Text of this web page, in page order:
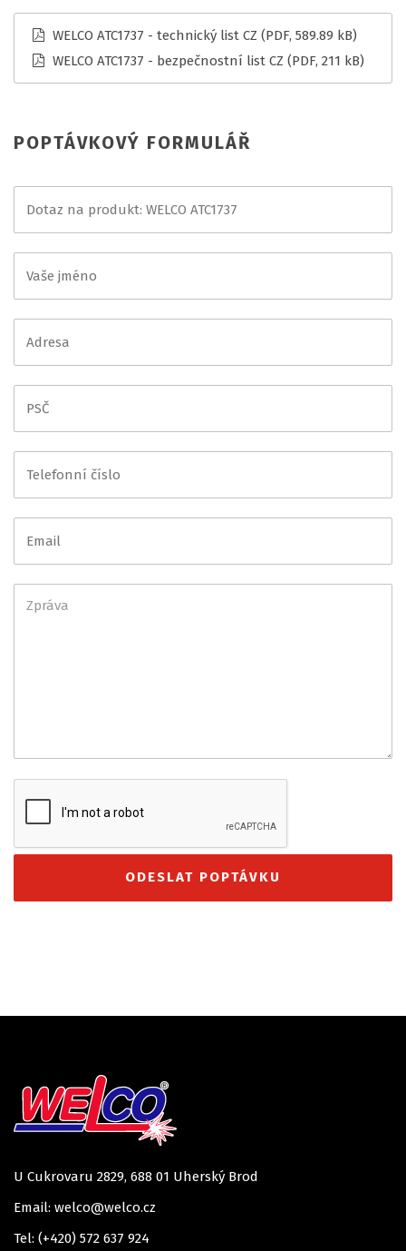
WELCO ATC1737 - technický list CZ (PDF, 589.89 kB)
WELCO ATC1737 - bezpečnostní list CZ (PDF, 211 kB)
POPTÁVKOVÝ FORMULÁŘ
U Cukrovaru 2829, 688 01 Uherský Brod
Email: welco@welco.cz
Tel: (+420) 572 637 924